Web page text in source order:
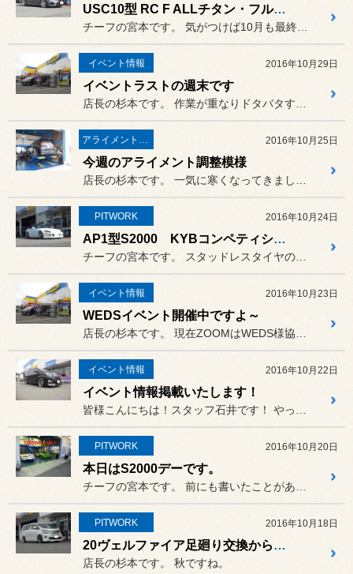
USC10型 RC F ALLチタン・フルエキゾーストシステム「トムスバレル」装着
イベント情報 2016年10月29日
イベントラストの週末です
アライメント調整 2016年10月25日
今週のアライメント調整模様
PITWORK 2016年10月24日
AP1型S2000 KYBコンペティションスプリング装着
イベント情報 2016年10月23日
WEDSイベント開催中ですよ～
イベント情報 2016年10月22日
イベント情報掲載いたします！
PITWORK 2016年10月20日
本日はS2000デーです。
PITWORK 2016年10月18日
20ヴェルファイア足廻り交換から仕上げ作業
店長の杉本です。 秋ですね。